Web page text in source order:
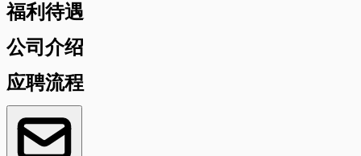
福利待遇
公司介绍
应聘流程